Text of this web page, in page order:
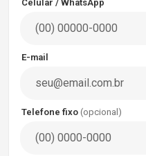
Celular / WhatsApp
E-mail
Telefone fixo (opcional)